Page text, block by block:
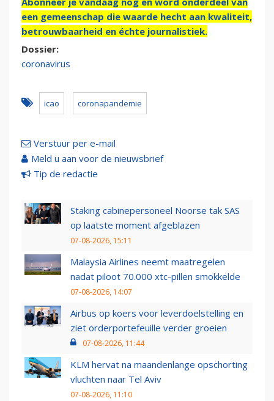
een gemeenschap die waarde hecht aan kwaliteit,
betrouwbaarheid en échte journalistiek.
Dossier:
coronavirus
icao coronapandemie
Verstuur per e-mail
Meld u aan voor de nieuwsbrief
Tip de redactie
Staking cabinepersoneel Noorse tak SAS
op laatste moment afgeblazen
07-08-2026, 15:11
Malaysia Airlines neemt maatregelen
nadat piloot 70.000 xtc-pillen smokkelde
07-08-2026, 14:07
Airbus op koers voor leverdoelstelling en
ziet orderportefeuille verder groeien
07-08-2026, 11:44
KLM hervat na maandenlange opschorting
vluchten naar Tel Aviv
07-08-2026, 11:10